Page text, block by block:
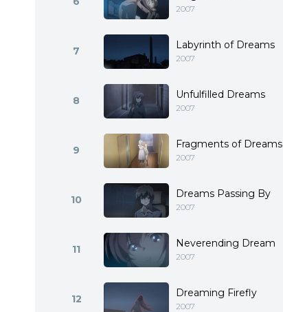
2007
7 Labyrinth of Dreams
2007
8 Unfulfilled Dreams
2007
9 Fragments of Dreams
2007
10 Dreams Passing By
2007
11 Neverending Dream
2007
12 Dreaming Firefly
2007